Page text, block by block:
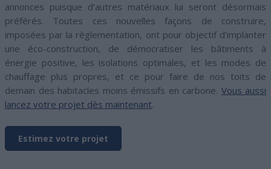
annonces puisque d’autres matériaux lui seront désormais
préférés. Toutes ces nouvelles façons de construire,
imposées par la règlementation, ont pour objectif d’implanter
une éco-construction, de démocratiser les bâtiments à
énergie positive, les isolations optimales, et les modes de
chauffage plus propres, et ce pour faire de nos toits de
demain des habitacles moins émissifs en carbone. Vous aussi
lancez votre projet dès maintenant.
Estimez votre projet